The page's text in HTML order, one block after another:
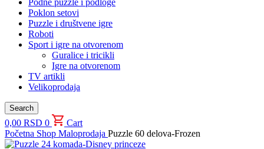
Podne puzzle i podloge
Poklon setovi
Puzzle i društvene igre
Roboti
Sport i igre na otvorenom
Guralice i tricikli
Igre na otvorenom
TV artikli
Velikoprodaja
Search
0,00 RSD 0
Cart
Početna Shop Maloprodaja Puzzle 60 delova-Frozen